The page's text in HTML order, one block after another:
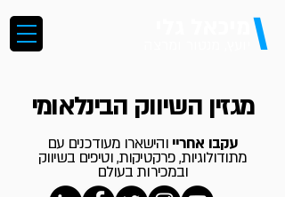
\
מגזין השיווק הבינלאומי
עקבו אחריי והישארו מעודכנים עם
מתודולוגיות, פרקטיקות, וטיפים בשיווק
ובמכירות בעולם